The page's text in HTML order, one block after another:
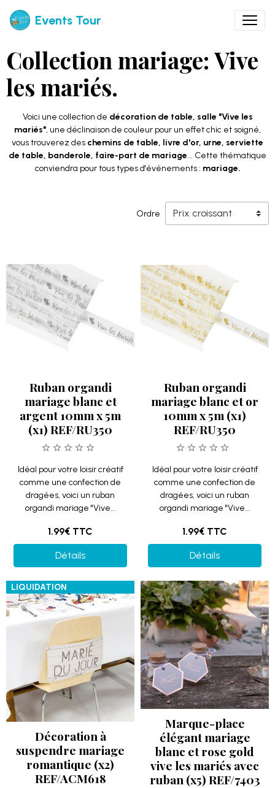
Events Tour
Collection mariage: Vive
les mariés.
Voici une collection de décoration de table, salle "Vive les
mariés", une déclinaison de couleur pour un effet chic et soigné,
vous trouverez des chemins de table, livre d'or, urne, serviette
de table, banderole, faire-part de mariage... Cette thématique
conviendra pour tous types d'événements : mariage.
Ordre
Ruban organdi
mariage blanc et
argent 10mm x 5m
(x1) REF/RU350
Idéal pour votre loisir créatif
comme une confection de
dragées, voici un ruban
organdi mariage "Vive...
1.99€ TTC
Détails
Ruban organdi
mariage blanc et or
10mm x 5m (x1)
REF/RU350
Idéal pour votre loisir créatif
comme une confection de
dragées, voici un ruban
organdi mariage "Vive...
1.99€ TTC
Détails
LIQUIDATION
Décoration à
suspendre mariage
romantique (x2)
REF/ACM618
Marque-place
élégant mariage
blanc et rose gold
vive les mariés avec
ruban (x5) REF/7403